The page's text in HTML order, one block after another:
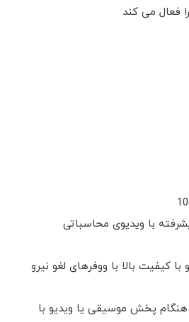
فعال می کند
با ویدیوی محاسباتی
بالا با ووفرهای لغو نیرو
پخش موسیقی یا ویدیو با